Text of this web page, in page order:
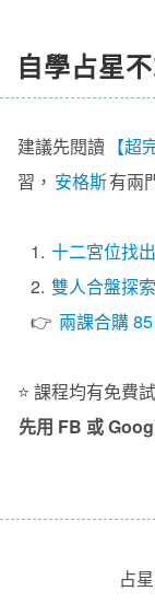
自學占星
建議先閱讀 【
習， 安格斯有兩
1. 十二宮位找
2. 雙人合盤探
👉 兩課合購
⭐️ 課程均有免費
先用 FB 或
占